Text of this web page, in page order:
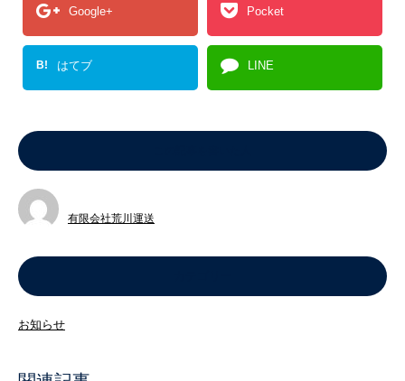
Google+ Pocket
B! はてブ LINE
有限会社荒川運送
お知らせ